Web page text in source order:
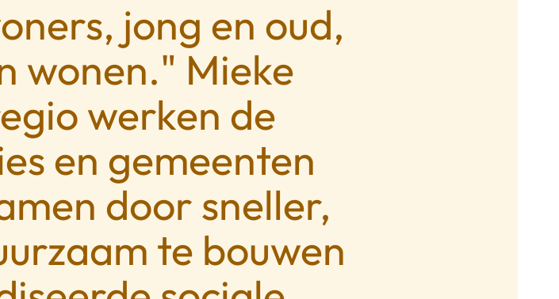
jong en oud,
wonen." Mieke
werken de
en gemeenten
door sneller,
te bouwen